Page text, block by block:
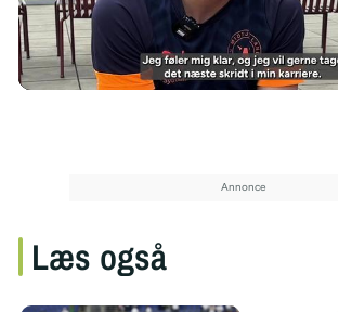
/